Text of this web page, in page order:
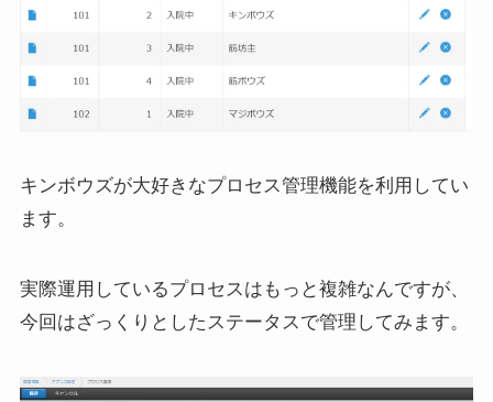
キンボウズが大好きなプロセス管理機能を利用してい
ます。
実際運用しているプロセスはもっと複雑なんですが、
今回はざっくりとしたステータスで管理してみます。